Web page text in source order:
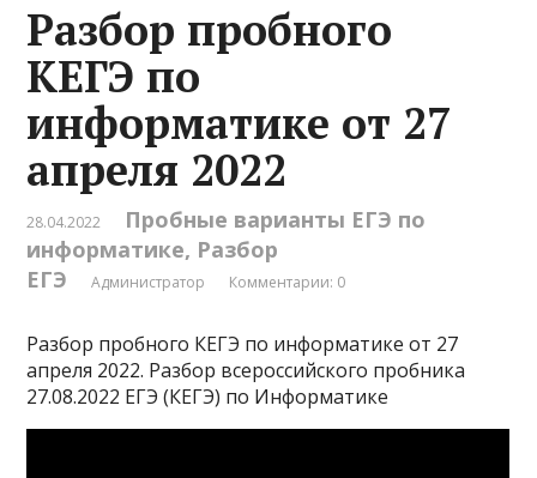
Разбор пробного
КЕГЭ по
информатике от 27
апреля 2022
28.04.2022
Пробные варианты ЕГЭ по
информатике, Разбор
ЕГЭ
Администратор Комментарии: 0
Разбор пробного КЕГЭ по информатике от 27
апреля 2022. Разбор всероссийского пробника
27.08.2022 ЕГЭ (КЕГЭ) по Информатике